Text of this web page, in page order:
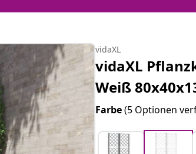
vidaXL
vidaXL
Weiß
Farbe(5 Optionen